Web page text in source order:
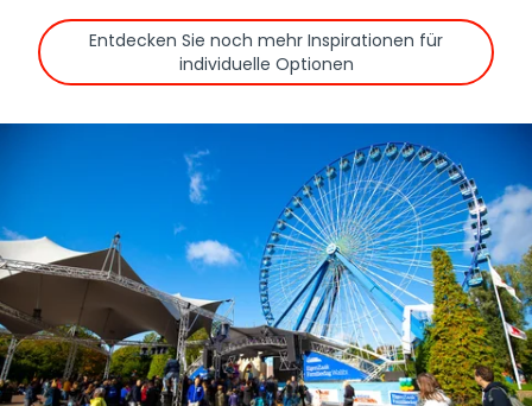
Entdecken Sie noch mehr Inspirationen für
individuelle Optionen